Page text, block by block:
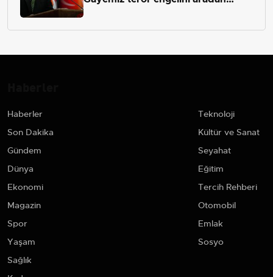
Haberler
Son Dakika
Gündem
Dünya
Ekonomi
Magazin
Spor
Yaşam
Sağlık
Teknoloji
Kültür ve Sanat
Seyahat
Eğitim
Tercih Rehberi
Otomobil
Emlak
Sosyo